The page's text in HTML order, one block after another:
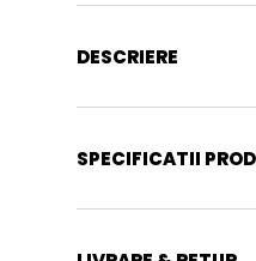
DESCRIERE
SPECIFICATII